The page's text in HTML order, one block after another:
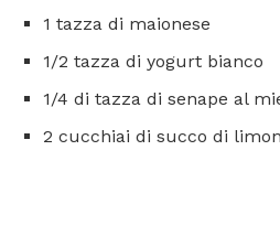
1 tazza di maionese
1/2 tazza di yogurt bianco
1/4 di tazza di senape al
2 cucchiai di succo di